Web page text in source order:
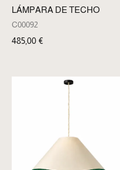
LÁMPARA DE TECHO
C00092
485,00 €